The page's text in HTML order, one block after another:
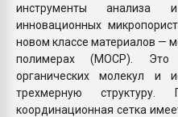
инструменты анализа
инновационных
новом классе материалов —
полимерах (MOCP). Это
органических молекул и
трехмерную структуру.
координационная сетка